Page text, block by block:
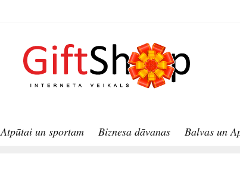
Atpūtai un sportam Biznesa dāvanas Balvas un